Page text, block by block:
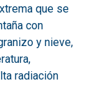
que se
con
y nieve,
radiación